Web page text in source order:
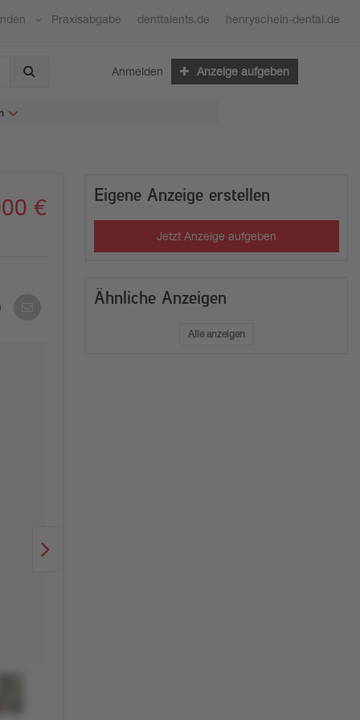
Praxisabgabe denttalents.de henryschein-dental.de
Anmelden Anzeige aufgeben
Eigene Anzeige erstellen
Jetzt Anzeige aufgeben
Ähnliche Anzeigen
Alle anzeigen
€